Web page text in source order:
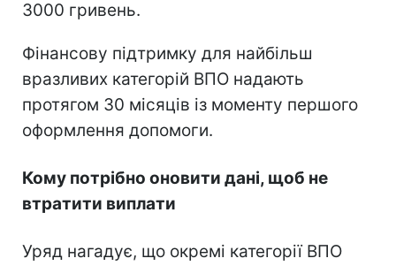
3000 гривень.
Фінансову підтримку для найбільш
вразливих категорій ВПО надають
протягом 30 місяців із моменту першого
оформлення допомоги.
Кому потрібно оновити дані, щоб не
втратити виплати
Уряд нагадує, що окремі категорії ВПО